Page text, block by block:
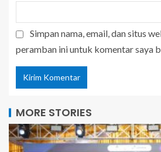
Simpan nama, email, dan situs
peramban ini untuk komentar saya
MORE STORIES